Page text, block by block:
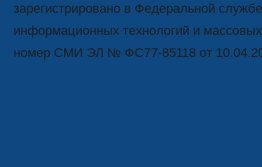
зарегистрировано в Федеральной
информационных технологий и
номер СМИ ЭЛ № ФС77-85118 от